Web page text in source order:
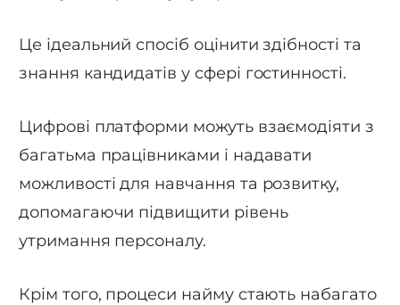
Це ідеальний спосіб оцінити здібності та
знання кандидатів у сфері гостинності.
Цифрові платформи можуть взаємодіяти з
багатьма працівниками і надавати
можливості для навчання та розвитку,
допомагаючи підвищити рівень
утримання персоналу.
Крім того, процеси найму стають набагато